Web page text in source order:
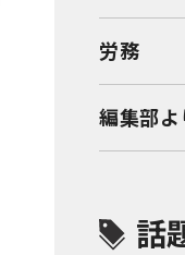
労務
編集部よ
話